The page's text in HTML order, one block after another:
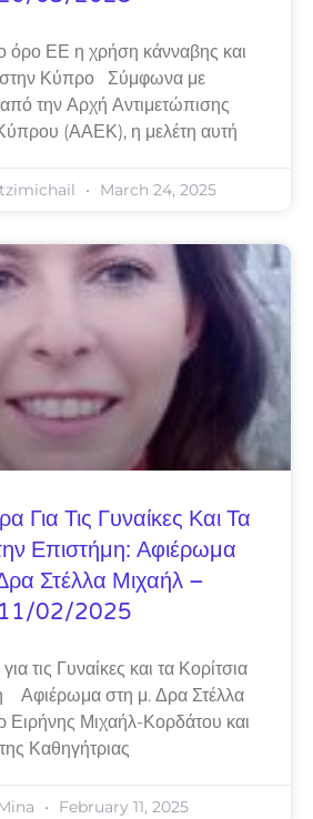
όρο ΕΕ η χρήση κάνναβης και
στην Κύπρο Σύμφωνα με
την Αρχή Αντιμετώπισης
(ΑΑΕΚ), η μελέτη αυτή
March 24, 2025
Για Τις Γυναίκες Και Τα
Επιστήμη: Αφιέρωμα
Στέλλα Μιχαήλ –
11/02/2025
τις Γυναίκες και τα Κορίτσια
Αφιέρωμα στη μ. Δρα Στέλλα
Μιχαήλ-Κορδάτου και
της Καθηγήτριας
February 11, 2025